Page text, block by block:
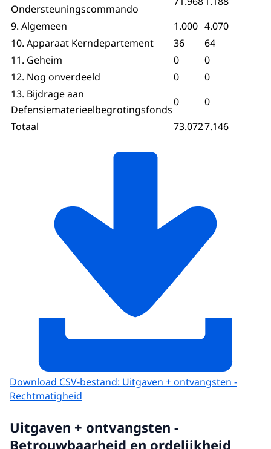
Ondersteuningscommando
9. Algemeen
1.000 4.070
10. Apparaat Kerndepartement
36 64
11. Geheim
0 0
12. Nog onverdeeld
0 0
13. Bijdrage aan
Defensiematerieelbegrotingsfonds
0 0
Totaal
73.0727.146
Download CSV-bestand: Uitgaven + ontvangsten -
Rechtmatigheid
Uitgaven + ontvangsten -
Betrouwbaarheid en ordelijkheid